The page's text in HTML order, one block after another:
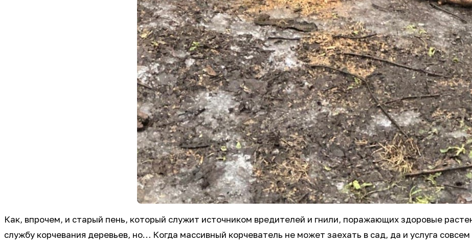
Как, впрочем, и старый пень, который служит источником вредителей и гнили, поражающих здоровые
службу корчевания деревьев, но… Когда массивный корчеватель не может заехать в сад, да и услуга